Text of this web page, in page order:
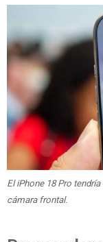
El iPhone 18 Pro
cámara frontal.